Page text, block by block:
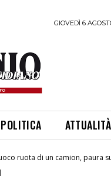
GIOVEDÌ 6
POLITICA ATTUALITÀ
ruota di un camion, paura